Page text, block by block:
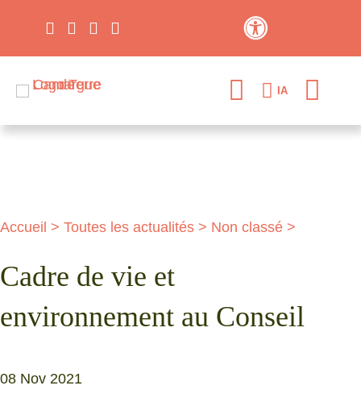
IA
Accueil > Toutes les actualités > Non classé >
Cadre de vie et
environnement au Conseil
08 Nov 2021